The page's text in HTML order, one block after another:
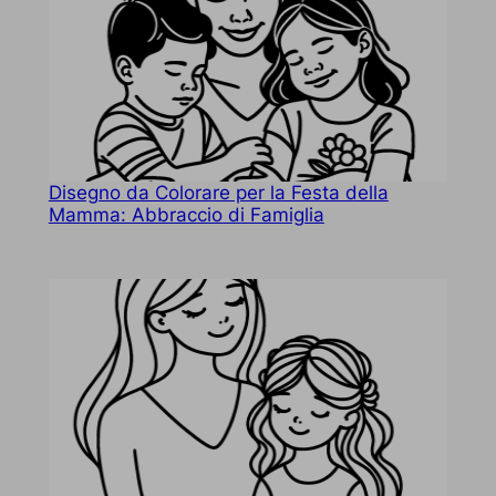
Disegno da Colorare per la Festa della
Mamma: Abbraccio di Famiglia